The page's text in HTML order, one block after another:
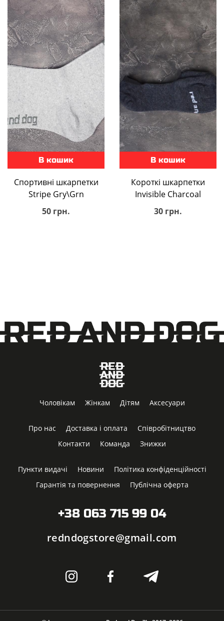
В кошик
Спортивні шкарпетки
Stripe Gry\Grn
50 грн.
В кошик
Короткі шкарпетки
Invisible Charcoal
30 грн.
Чоловікам Жінкам Дітям Аксесуари
Про нас Доставка і оплата
Співробітництво
Контакти
Команда Знижки
Пункти видачі Новини
Політика конфіденційності
Гарантія та повернення
Публічна оферта
+38 063 715 99 04
redndogstore@gmail.com